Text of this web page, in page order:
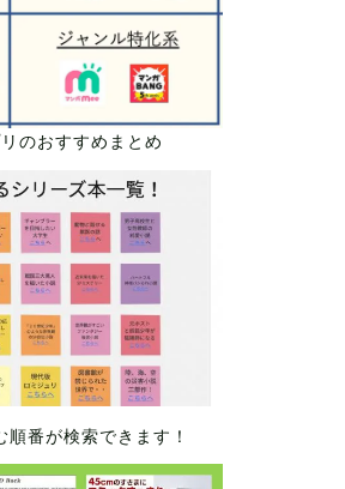
のおすすめまとめ
順番が検索できます！